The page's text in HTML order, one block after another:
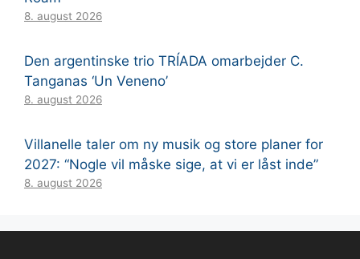
8. august 2026
Den argentinske trio TRÍADA omarbejder C.
Tanganas ‘Un Veneno’
8. august 2026
Villanelle taler om ny musik og store planer for
2027: “Nogle vil måske sige, at vi er låst inde”
8. august 2026